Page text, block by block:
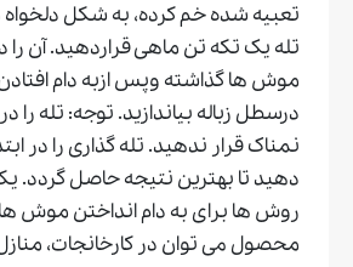
تعبیه شده خم کرده، به شکل دلخواه
تله یک تکه تن ماهی قراردهید. آن
موش ها گذاشته وپس ازبه دام
درسطل زباله بیاندازید. توجه: تله
نمناک قرار ندهید. تله گذاری را در
دهید تا بهترین نتیجه حاصل گردد.
روش ها برای به دام انداختن موش
محصول می توان در کارخانجات،